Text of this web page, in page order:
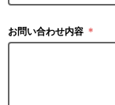
お問い合わせ内容 ＊